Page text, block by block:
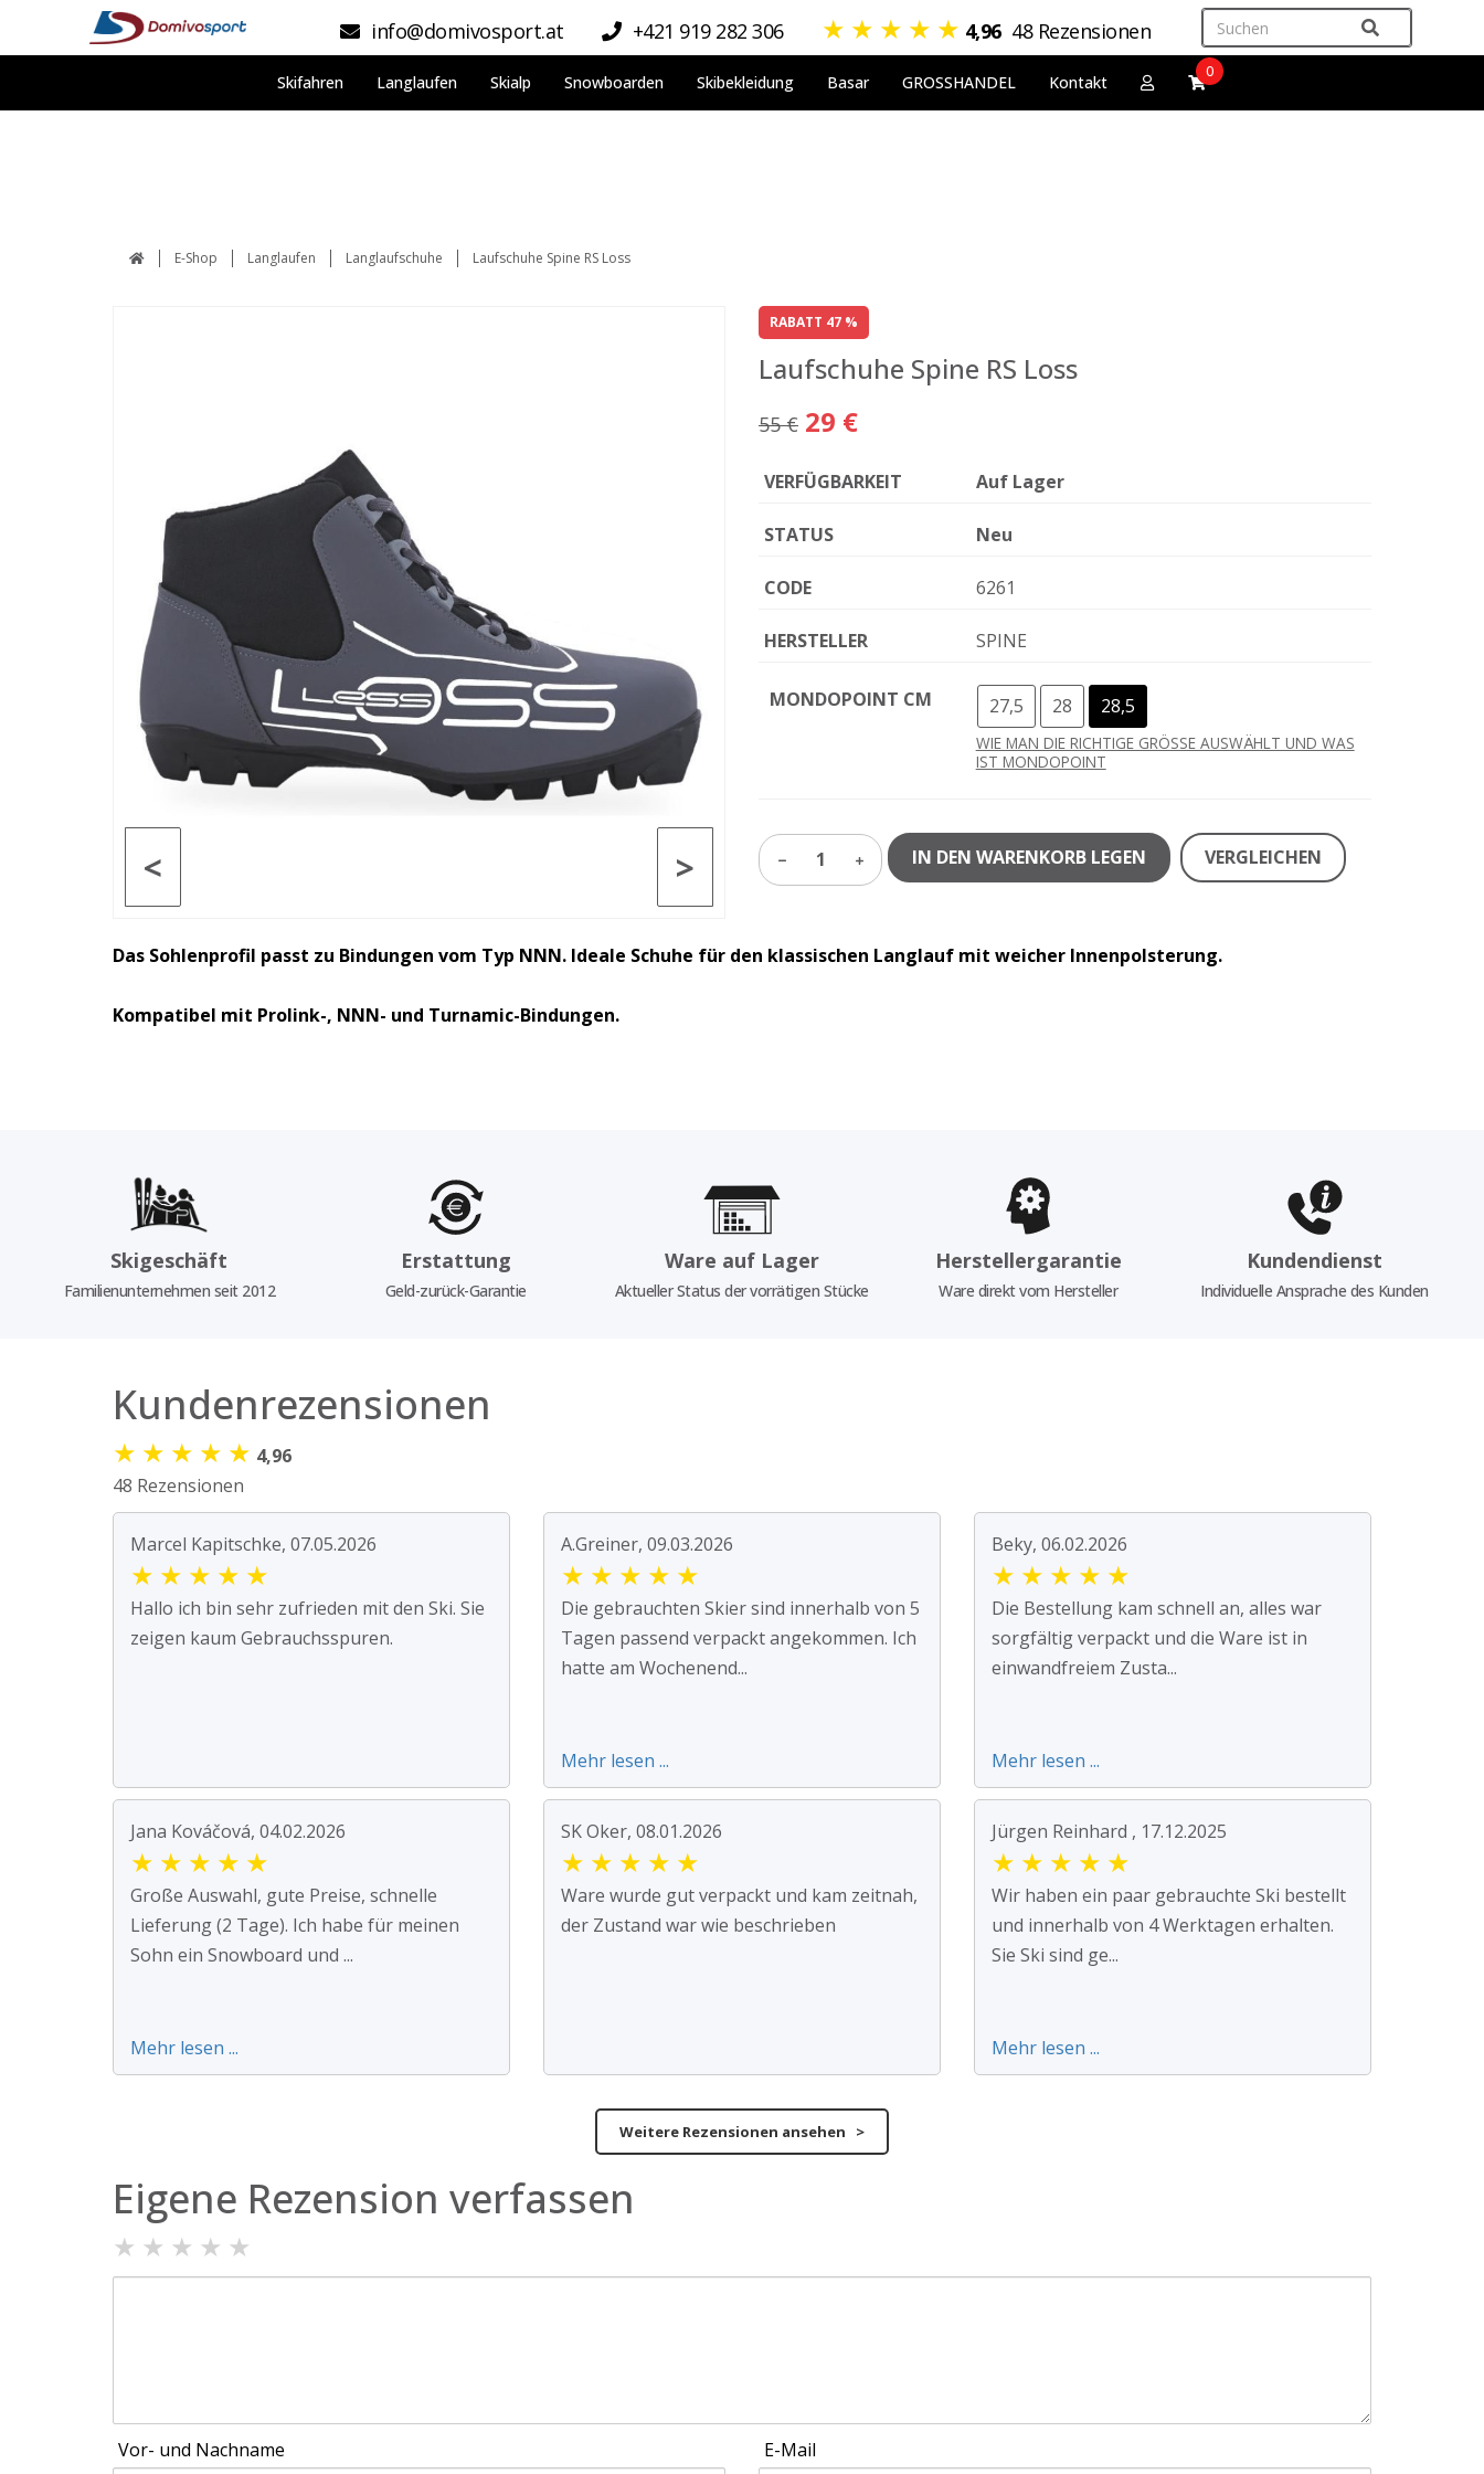
info@domivosport.at +421 919 282 306 ★ ★ ★ ★ ★ 4,96 48 Rezensionen
Skifahren Langlaufen Skialp Snowboarden Skibekleidung Basar GROSSHANDEL Kontakt
0
E-Shop Langlaufen Langlaufschuhe Laufschuhe Spine RS Loss
>
<
RABATT 47 %
Laufschuhe Spine RS Loss
55 € 29 €
VERFÜGBARKEIT Auf Lager
STATUS Neu
CODE 6261
HERSTELLER SPINE
MONDOPOINT CM 27,5 28 28,5
WIE MAN DIE RICHTIGE GRÖSSE AUSWÄHLT UND WAS
IST MONDOPOINT
1 IN DEN WARENKORB LEGEN VERGLEICHEN
Das Sohlenprofil passt zu Bindungen vom Typ NNN. Ideale Schuhe für den klassischen Langlauf mit weicher Innenpolsterung.
Kompatibel mit Prolink-, NNN- und Turnamic-Bindungen.
Skigeschäft
Familienunternehmen seit 2012
Erstattung
Geld-zurück-Garantie
Ware auf Lager
Aktueller Status der vorrätigen Stücke
Herstellergarantie
Ware direkt vom Hersteller
Kundendienst
Individuelle Ansprache des Kunden
Kundenrezensionen
★ ★ ★ ★ ★ 4,96
48 Rezensionen
Marcel Kapitschke, 07.05.2026
★ ★ ★ ★ ★
Hallo ich bin sehr zufrieden mit den Ski. Sie
zeigen kaum Gebrauchsspuren.
A.Greiner, 09.03.2026
★ ★ ★ ★ ★
Die gebrauchten Skier sind innerhalb von 5
Tagen passend verpackt angekommen. Ich
hatte am Wochenend...
Mehr lesen ...
Beky, 06.02.2026
★ ★ ★ ★ ★
Die Bestellung kam schnell an, alles war
sorgfältig verpackt und die Ware ist in
einwandfreiem Zusta...
Mehr lesen ...
Jana Kováčová, 04.02.2026
★ ★ ★ ★ ★
Große Auswahl, gute Preise, schnelle
Lieferung (2 Tage). Ich habe für meinen
Sohn ein Snowboard und ...
Mehr lesen ...
SK Oker, 08.01.2026
★ ★ ★ ★ ★
Ware wurde gut verpackt und kam zeitnah,
der Zustand war wie beschrieben
Jürgen Reinhard , 17.12.2025
★ ★ ★ ★ ★
Wir haben ein paar gebrauchte Ski bestellt
und innerhalb von 4 Werktagen erhalten.
Sie Ski sind ge...
Mehr lesen ...
Weitere Rezensionen ansehen >
Eigene Rezension verfassen
★ ★ ★ ★ ★
Vor- und Nachname E-Mail